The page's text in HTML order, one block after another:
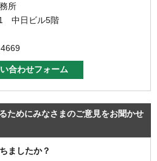
務所
中日ビル5階
ためにみなさまのご意見をお聞かせ
ましたか？